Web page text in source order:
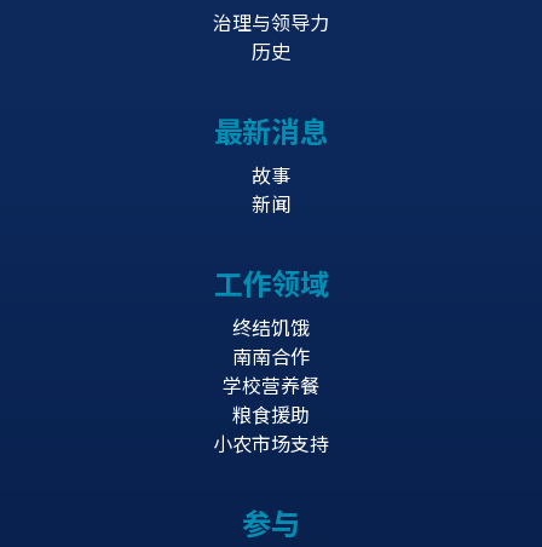
治理与领导力
历史
最新消息
故事
新闻
工作领域
终结饥饿
南南合作
学校营养餐
粮食援助
小农市场支持
参与